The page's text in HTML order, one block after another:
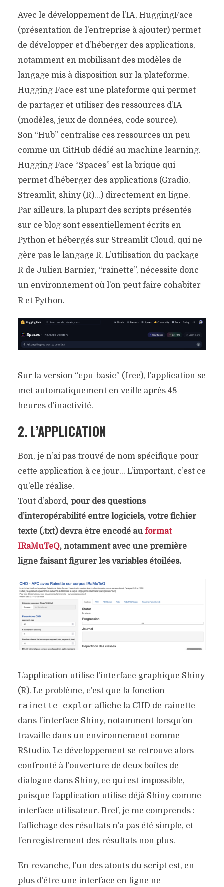
Avec le développement de l’IA, HuggingFace
(présentation de l’entreprise à ajouter) permet
de développer et d’héberger des applications,
notamment en mobilisant des modèles de
langage mis à disposition sur la plateforme.
Hugging Face est une plateforme qui permet
de partager et utiliser des ressources d’IA
(modèles, jeux de données, code source).
Son “Hub” centralise ces ressources un peu
comme un GitHub dédié au machine learning.
Hugging Face “Spaces” est la brique qui
permet d’héberger des applications (Gradio,
Streamlit, shiny (R)…) directement en ligne.
Par ailleurs, la plupart des scripts présentés
sur ce blog sont essentiellement écrits en
Python et hébergés sur Streamlit Cloud, qui ne
gère pas le langage R. L’utilisation du package
R de Julien Barnier, “rainette”, nécessite donc
un environnement où l’on peut faire cohabiter
R et Python.
Sur la version “cpu-basic” (free), l’application se
met automatiquement en veille après 48
heures d’inactivité.
2. L’APPLICATION
Bon, je n’ai pas trouvé de nom spécifique pour
cette application à ce jour… L’important, c’est ce
qu’elle réalise.
Tout d’abord, pour des questions
d’interopérabilité entre logiciels, votre fichier
texte (.txt) devra être encodé au format
IRaMuTeQ, notamment avec une première
ligne faisant figurer les variables étoilées.
L’application utilise l’interface graphique Shiny
(R). Le problème, c’est que la fonction
rainette_explor affiche la CHD de rainette
dans l’interface Shiny, notamment lorsqu’on
travaille dans un environnement comme
RStudio. Le développement se retrouve alors
confronté à l’ouverture de deux boîtes de
dialogue dans Shiny, ce qui est impossible,
puisque l’application utilise déjà Shiny comme
interface utilisateur. Bref, je me comprends :
l’affichage des résultats n’a pas été simple, et
l’enregistrement des résultats non plus.
En revanche, l’un des atouts du script est, en
plus d’être une interface en ligne ne